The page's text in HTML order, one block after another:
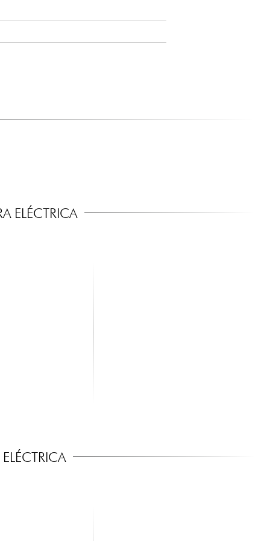
ELÉCTRICA